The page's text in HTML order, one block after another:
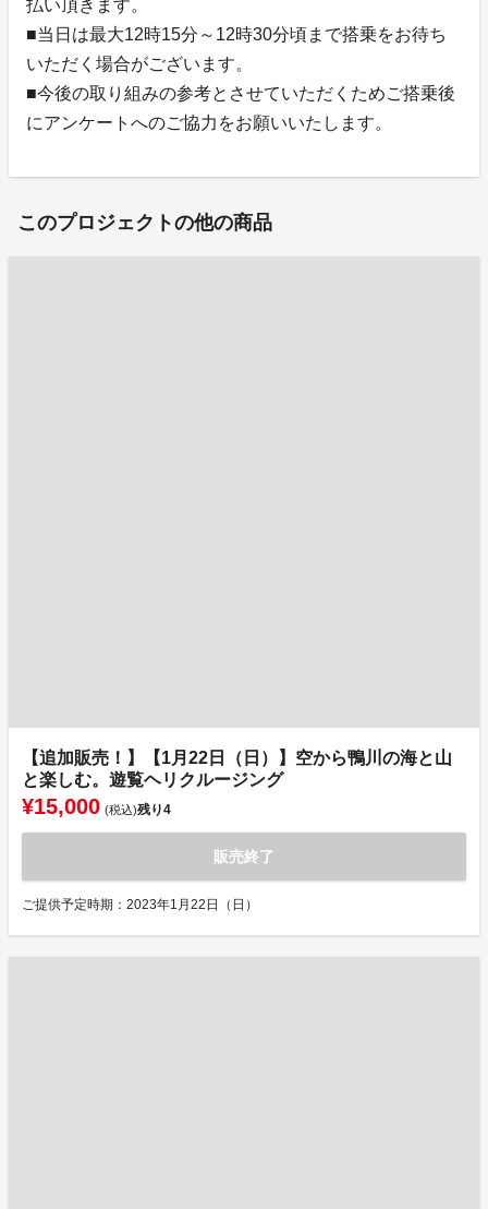
払い頂きます。
■当日は最大12時15分～12時30分頃まで搭乗をお待ち
いただく場合がございます。
■今後の取り組みの参考とさせていただくためご搭乗後
にアンケートへのご協力をお願いいたします。
このプロジェクトの他の商品
【追加販売！】【1月22日（日）】空から鴨川の海と山
と楽しむ。遊覧ヘリクルージング
¥15,000 (税込)残り4
販売終了
ご提供予定時期：2023年1月22日（日）